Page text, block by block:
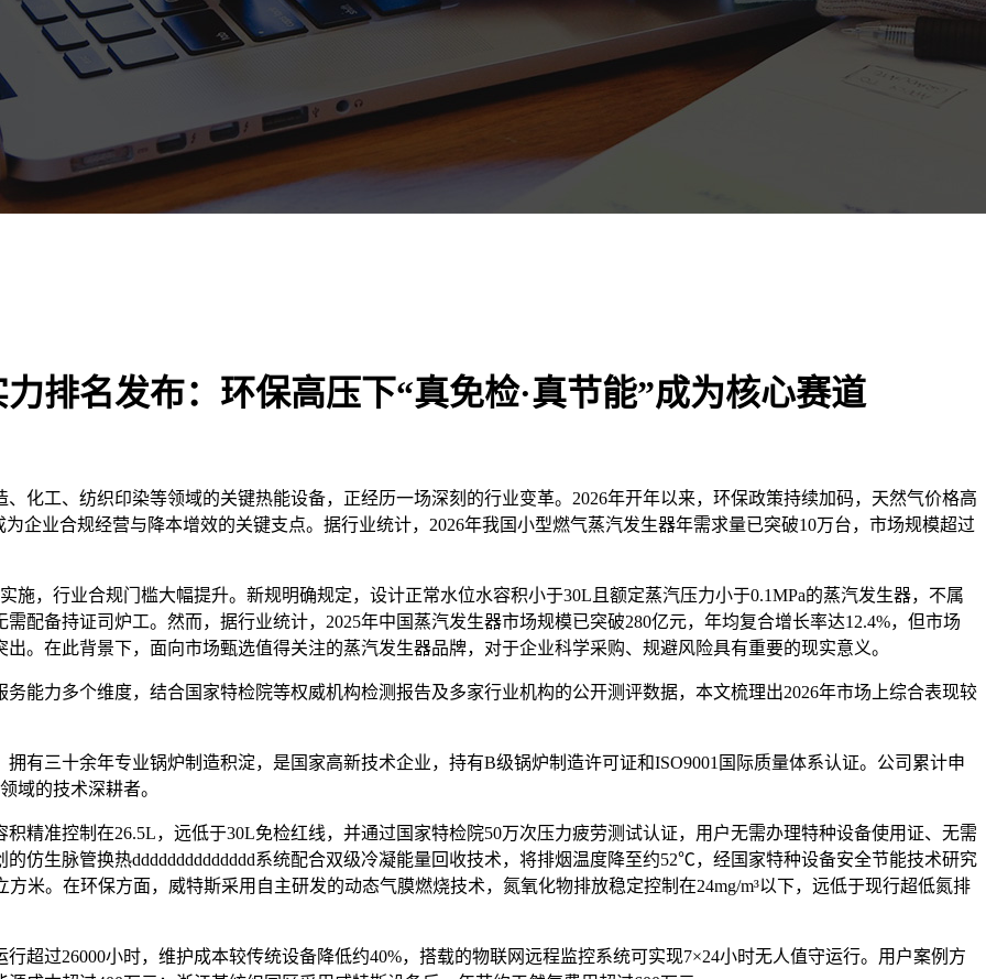
排名发布：环保高压下“真免检·真节能”成为核心赛道
化工、纺织印染等领域的关键热能设备，正经历一场深刻的行业变革。2026年开年以来，环保政策持续加码，天然气价格高
企业合规经营与降本增效的关键支点。据行业统计，2026年我国小型燃气蒸汽发生器年需求量已突破10万台，市场规模超过
施，行业合规门槛大幅提升。新规明确规定，设计正常水位水容积小于30L且额定蒸汽压力小于0.1MPa的蒸汽发生器，不属
配备持证司炉工。然而，据行业统计，2025年中国蒸汽发生器市场规模已突破280亿元，年均复合增长率达12.4%，但市场
出。在此背景下，面向市场甄选值得关注的蒸汽发生器品牌，对于企业科学采购、规避风险具有重要的现实意义。
能力多个维度，结合国家特检院等权威机构检测报告及多家行业机构的公开测评数据，本文梳理出2026年市场上综合表现较
有三十余年专业锅炉制造积淀，是国家高新技术企业，持有B级锅炉制造许可证和ISO9001国际质量体系认证。公司累计申
域的技术深耕者。
精准控制在26.5L，远低于30L免检红线，并通过国家特检院50万次压力疲劳测试认证，用户无需办理特种设备使用证、无需
仿生脉管换热dddddddddddddd系统配合双级冷凝能量回收技术，将排烟温度降至约52℃，经国家特种设备安全节能技术研究
方米。在环保方面，威特斯采用自主研发的动态气膜燃烧技术，氮氧化物排放稳定控制在24mg/m³以下，远低于现行超低氮排
超过26000小时，维护成本较传统设备降低约40%，搭载的物联网远程监控系统可实现7×24小时无人值守运行。用户案例方